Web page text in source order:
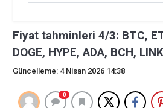
Fiyat tahminleri 4/3: BTC,
DOGE, HYPE, ADA, BCH, LINK
Güncelleme: 4 Nisan 2026 14:38
0